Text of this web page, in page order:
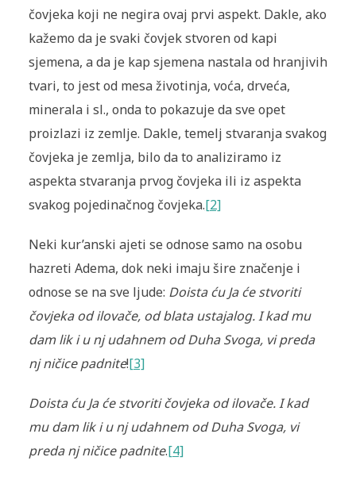
čovjeka koji ne negira ovaj prvi aspekt. Dakle, ako
kažemo da je svaki čovjek stvoren od kapi
sjemena, a da je kap sjemena nastala od hranjivih
tvari, to jest od mesa životinja, voća, drveća,
minerala i sl., onda to pokazuje da sve opet
proizlazi iz zemlje. Dakle, temelj stvaranja svakog
čovjeka je zemlja, bilo da to analiziramo iz
aspekta stvaranja prvog čovjeka ili iz aspekta
svakog pojedinačnog čovjeka.[2]
Neki kur’anski ajeti se odnose samo na osobu
hazreti Adema, dok neki imaju šire značenje i
odnose se na sve ljude: Doista ću Ja će stvoriti
čovjeka od ilovače, od blata ustajalog. I kad mu
dam lik i u nj udahnem od Duha Svoga, vi preda
nj ničice padnite![3]
Doista ću Ja će stvoriti čovjeka od ilovače. I kad
mu dam lik i u nj udahnem od Duha Svoga, vi
preda nj ničice padnite.[4]